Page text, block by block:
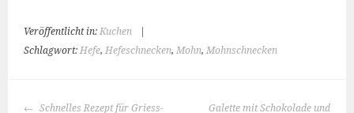
Veröffentlicht in:Kuchen
Schlagwort:Hefe,Hefeschnecken,Mohn,Mohnschnecken
Schnelles Rezept für Griess-
Galette mit Schokolade und